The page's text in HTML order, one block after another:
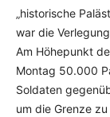
„historische
war die
Am Höhepunkt
Montag 50.000
Soldaten
um die Grenze